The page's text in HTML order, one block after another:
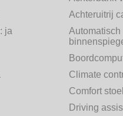
Achteruitrij
ja
Climate
Comfort
Driving